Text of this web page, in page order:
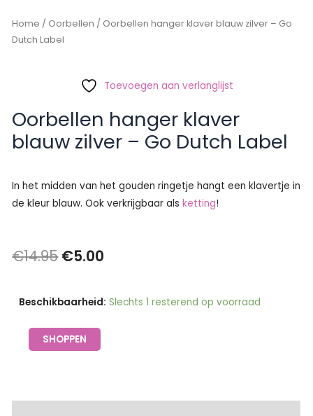
Home / Oorbellen / Oorbellen hanger klaver blauw zilver – Go
Dutch Label
Toevoegen aan verlanglijst
Oorbellen hanger klaver
blauw zilver – Go Dutch Label
In het midden van het gouden ringetje hangt een klavertje in
de kleur blauw. Ook verkrijgbaar alsketting!
€14.95Oorspronkelijke
was:
€14.95.
€5.00
is:
Beschikbaarheid: Slechts 1 resterend op voorraad
Oorbellen
klaver
blauw
SHOPPEN